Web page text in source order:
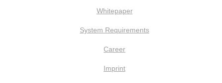
Whitepaper
System Requirements
Career
Imprint